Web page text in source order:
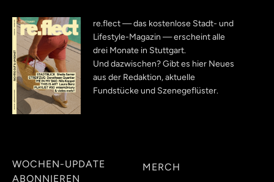
re.flect — das kostenlose Stadt- und
Lifestyle-Magazin — erscheint alle
drei Monate in Stuttgart.
Und dazwischen? Gibt es hier Neues
aus der Redaktion, aktuelle
Fundstücke und Szenegeflüster.
WOCHEN-UPDATE
ABONNIEREN
MERCH